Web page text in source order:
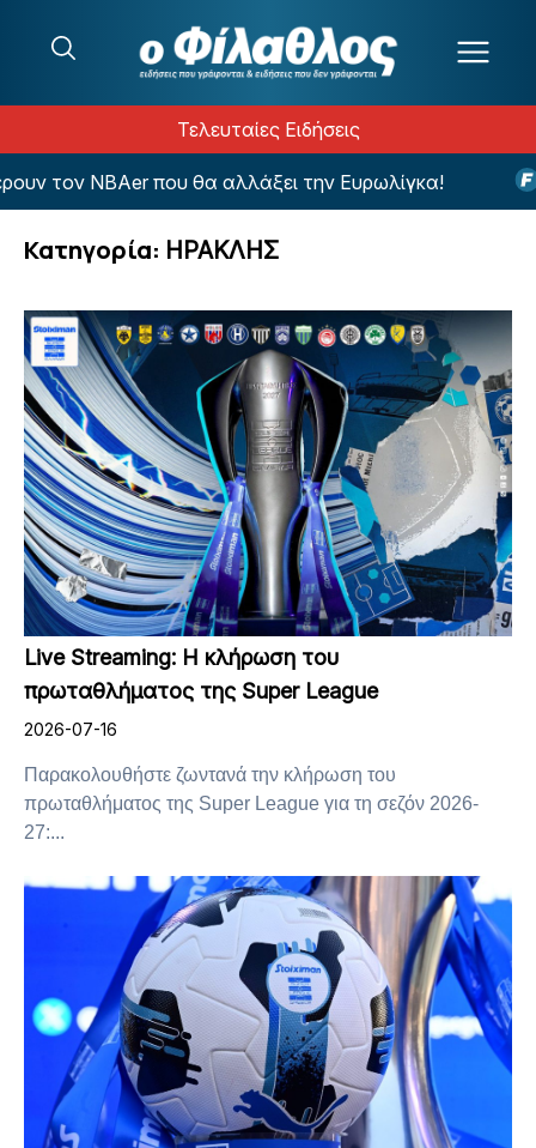
Τελευταίες Ειδήσεις
θα αλλάξει την Ευρωλίγκα! Η
Κατηγορία: ΗΡΑΚΛΗΣ
Live Streaming: Η κλήρωση του
πρωταθλήματος της Super League
2026-07-16
Παρακολουθήστε ζωντανά την κλήρωση του
πρωταθλήματος της Super League για τη σεζόν 2026-
27:...